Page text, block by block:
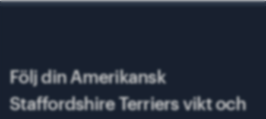
Följ din Amerikansk
Staffordshire Terriers vikt och